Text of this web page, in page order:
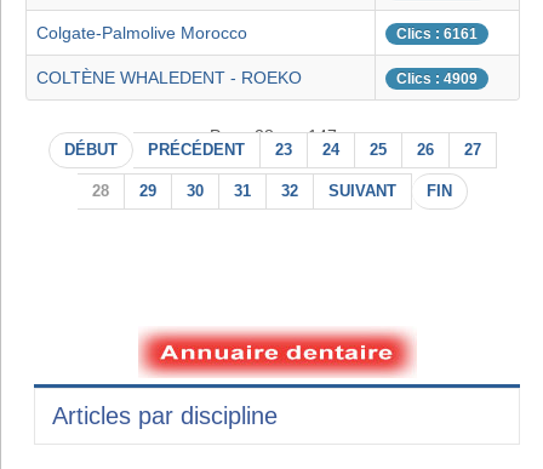
Colgate-Palmolive Morocco Clics : 6161
COLTÈNE WHALEDENT - ROEKO Clics : 4909
Page 28 sur 147
DÉBUT PRÉCÉDENT 23 24 25 26 27
28 29 30 31 32 SUIVANT FIN
Articles par discipline